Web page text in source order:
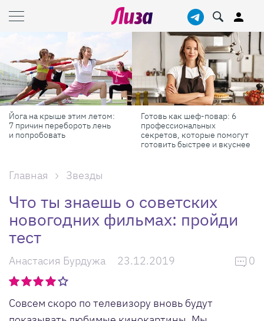
Йога на крыше этим летом:
7 причин перебороть лень
и попробовать
Готовь как шеф-повар: 6
профессиональных
секретов, которые помогут
готовить быстрее и вкуснее
Главная Звезды
Что ты знаешь о советских
новогодних фильмах: пройди
тест
Анастасия Бурдужа 23.12.2019 0
Совсем скоро по телевизору вновь будут